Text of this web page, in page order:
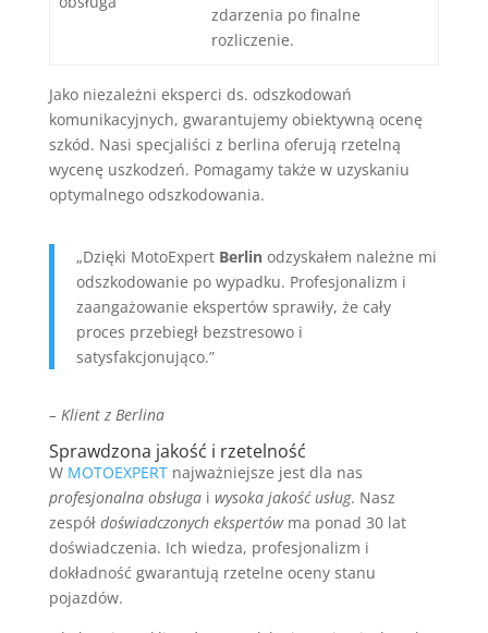
zdarzenia po finalne
rozliczenie.
Jako niezależni eksperci ds. odszkodowań
komunikacyjnych, gwarantujemy obiektywną ocenę
szkód. Nasi specjaliści z berlina oferują rzetelną
wycenę uszkodzeń. Pomagamy także w uzyskaniu
optymalnego odszkodowania.
„Dzięki MotoExpert Berlinodzyskałem należne mi
odszkodowanie po wypadku. Profesjonalizm i
zaangażowanie ekspertów sprawiły, że cały
proces przebiegł bezstresowo i
satysfakcjonująco.”
– Klient z Berlina
Sprawdzona jakość i rzetelność
W MOTOEXPERTnajważniejsze jest dla nas
profesjonalna obsługai wysoka jakość usług. Nasz
zespół doświadczonych ekspertówma ponad 30 lat
doświadczenia. Ich wiedza, profesjonalizm i
dokładność gwarantują rzetelne oceny stanu
pojazdów.